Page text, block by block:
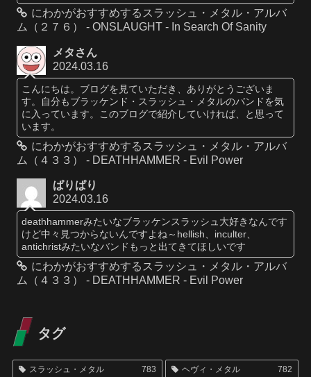
にわかがおすすめするスラッシュ・メタル・アルバ
ム（２７６） - ONSLAUGHT - In Search Of Sanity
メタさん
2024.03.16
こんにちは。ブログを見ていただき、ありがとうございま
す。自分もブラッケンド・スラッシュ・メタルのバンドを気
に入っています。このブログで紹介していければ、と思って
います。
にわかがおすすめするスラッシュ・メタル・アルバ
ム（４３３） - DEATHHAMMER - Evil Power
ぱりぱり
2024.03.16
deathhammerみたいなブラッケンスラッシュ大好きなんです
けど中々見つからないんですよね～hellish、inculter、
antichristみたいなバンドもっと出てきてほしいです
にわかがおすすめするスラッシュ・メタル・アルバ
ム（４３３） - DEATHHAMMER - Evil Power
タグ
スラッシュ・メタル 783 ヘヴィ・メタル 782